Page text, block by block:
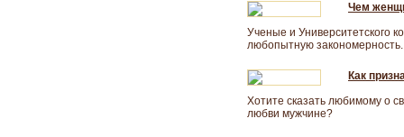
Чем
Ученые и Университетского
любопытную закономерность.
Как
Хотите сказать любимому о
любви мужчине?